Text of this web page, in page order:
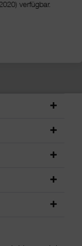
verfügbar.